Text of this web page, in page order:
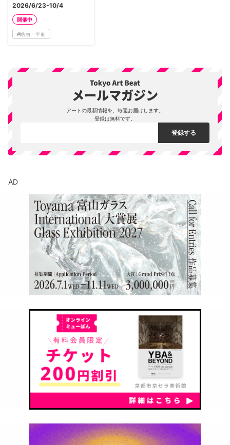
2026/6/23-10/4
開催中
#絵画・平面
アートの最新情報を、毎週お届けします。
登録は無料です。
AD